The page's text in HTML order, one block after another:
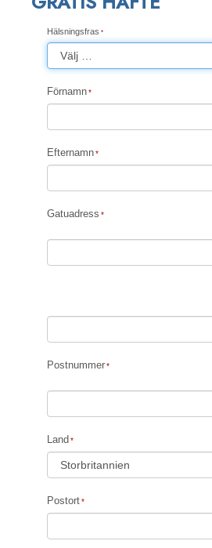
Hälsningsfras
Förnamn
Efternamn
Gatuadress
Postnummer
Land
Postort